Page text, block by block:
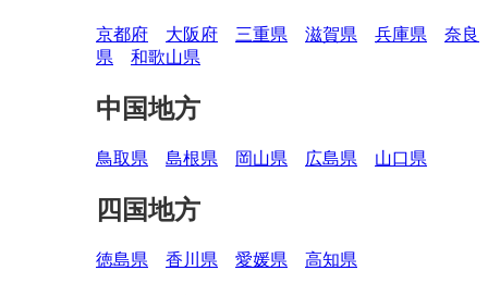
京都府 大阪府 三重県 滋賀県 兵庫県
奈良
県
和歌山県
中国地方
鳥取県 島根県 岡山県 広島県 山口県
四国地方
徳島県 香川県 愛媛県 高知県